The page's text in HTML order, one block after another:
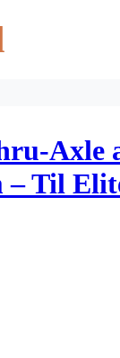
Axle
– Til